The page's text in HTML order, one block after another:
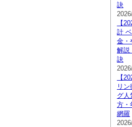
訣
【
計
金・
解説
訣
【
リ
グ人
方・
網羅